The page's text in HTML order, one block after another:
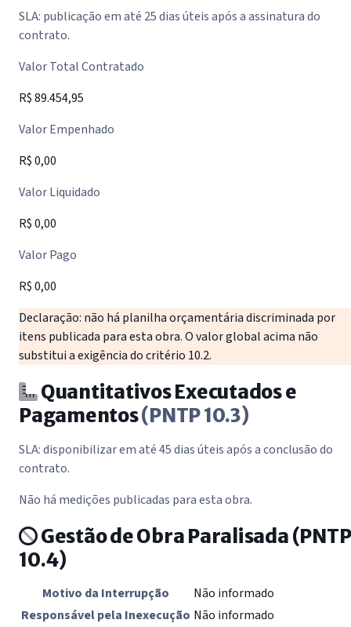
SLA: publicação em até 25 dias úteis após a assinatura do
contrato.
Valor Total Contratado
R$ 89.454,95
Valor Empenhado
R$ 0,00
Valor Liquidado
R$ 0,00
Valor Pago
R$ 0,00
Declaração: não há planilha orçamentária discriminada por
itens publicada para esta obra. O valor global acima não
substitui a exigência do critério 10.2.
Quantitativos Executados e
Pagamentos(PNTP 10.3)
SLA: disponibilizar em até 45 dias úteis após a conclusão do
contrato.
Não há medições publicadas para esta obra.
Gestão de Obra Paralisada(PNTP
10.4)
Motivo da Interrupção
Não informado
Responsável pela Inexecução Não informado